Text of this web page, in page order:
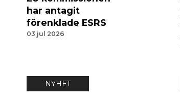
har antagit
förenklade ESRS
03 jul 2026
NYHET